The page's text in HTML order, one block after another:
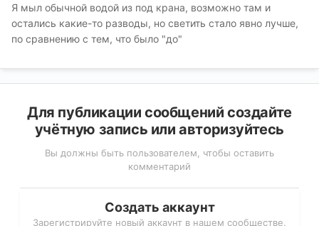
Я мыл обычной водой из под крана, возможно там и
остались какие-то разводы, но светить стало явно лучше,
по сравнению с тем, что было "до"
Для публикации сообщений создайте
учётную запись или авторизуйтесь
Вы должны быть пользователем, чтобы оставить
комментарий
Создать аккаунт
Зарегистрируйте новый аккаунт в нашем сообществе.